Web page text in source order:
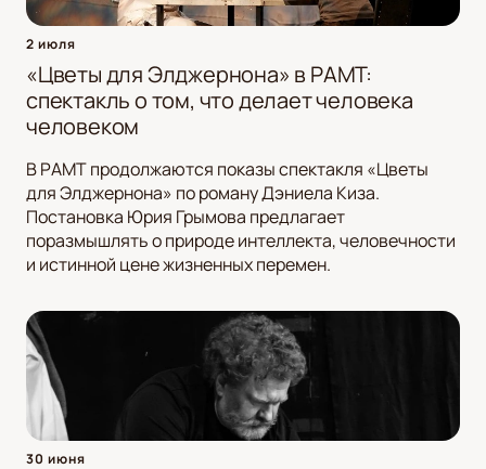
2 июля
«Цветы для Элджернона» в РАМТ:
спектакль о том, что делает человека
человеком
В РАМТ продолжаются показы спектакля «Цветы
для Элджернона» по роману Дэниела Киза.
Постановка Юрия Грымова предлагает
поразмышлять о природе интеллекта, человечности
и истинной цене жизненных перемен.
30 июня